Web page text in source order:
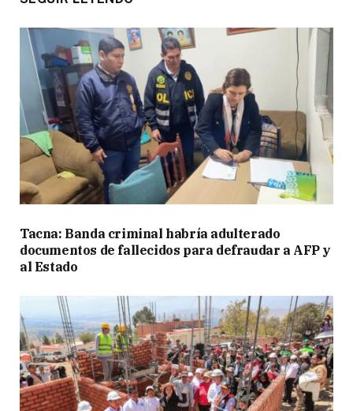
Tacna: Banda criminal habría adulterado
documentos de fallecidos para defraudar a AFP y
al Estado